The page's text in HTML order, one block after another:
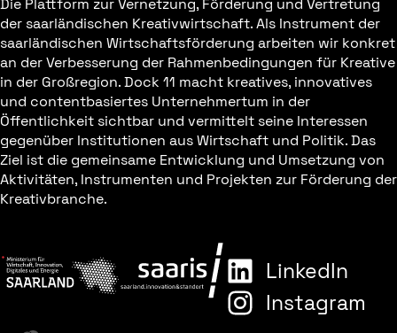
Die Plattform zur Vernetzung, Förderung und Vertretung
der saarländischen Kreativwirtschaft. Als Instrument der
saarländischen Wirtschaftsförderung arbeiten wir konkret
an der Verbesserung der Rahmenbedingungen für Kreative
in der Großregion. Dock 11 macht kreatives, innovatives
und contentbasiertes Unternehmertum in der
Öffentlichkeit sichtbar und vermittelt seine Interessen
gegenüber Institutionen aus Wirtschaft und Politik. Das
Ziel ist die gemeinsame Entwicklung und Umsetzung von
Aktivitäten, Instrumenten und Projekten zur Förderung der
Kreativbranche.
LinkedIn
Instagram